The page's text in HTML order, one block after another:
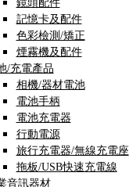
鏡頭配件
記憶卡及配件
色彩檢測/矯正
煙霧機及配件
/充電產品
相機/器材電池
電池手柄
電池充電器
行動電源
旅行充電器/無線充電座
拖板/USB快速充電線
音訊器材